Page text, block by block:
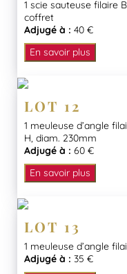
1 scie sauteuse filaire
coffret
Adjugé à : 40 €
En savoir plus
LOT 12
1 meuleuse d’angle
H, diam. 230mm
Adjugé à : 60 €
En savoir plus
LOT 13
1 meuleuse d’angle
Adjugé à : 35 €